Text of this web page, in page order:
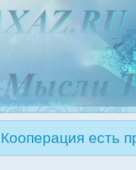
Кооперация есть